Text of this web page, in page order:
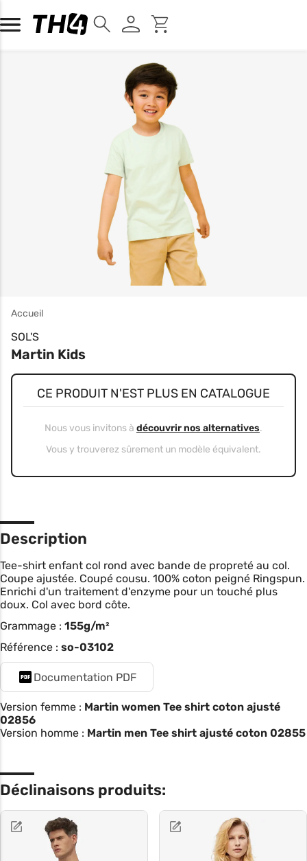
Accueil
SOL'S
Martin Kids
CE PRODUIT N'EST PLUS EN CATALOGUE
Nous vous invitons à découvrir nos alternatives.
Vous y trouverez sûrement un modèle équivalent.
Description
Tee-shirt enfant col rond avec bande de propreté au col.
Coupe ajustée. Coupé cousu. 100% coton peigné Ringspun.
Enrichi d'un traitement d'enzyme pour un touché plus
doux. Col avec bord côte.
Grammage : 155g/m²
Référence : so-03102
Documentation PDF
Version femme : Martin women Tee shirt coton ajusté
02856
Version homme : Martin men Tee shirt ajusté coton 02855
Déclinaisons produits: